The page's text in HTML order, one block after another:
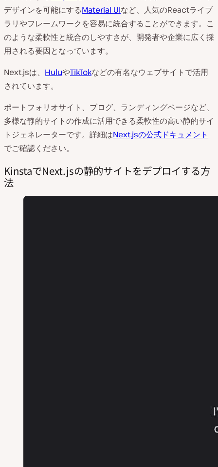
デザインを可能にするMaterial UIなど、人気のReactライブ
ラリやフレームワークを容易に統合することができます。こ
のような柔軟性と統合のしやすさが、開発者や企業に広く採
用される要因となっています。
Next.jsは、 HuluやTikTokなどの有名なウェブサイトで活用
されています。
ポートフォリオサイト、ブログ、ランディングページなど、
多様な静的サイトの作成に活用できる柔軟性の高い静的サイ
トジェネレーターです。詳細はNext.jsの公式ドキュメント
でご確認ください。
KinstaでNext.jsの静的サイトをデプロイする方
法